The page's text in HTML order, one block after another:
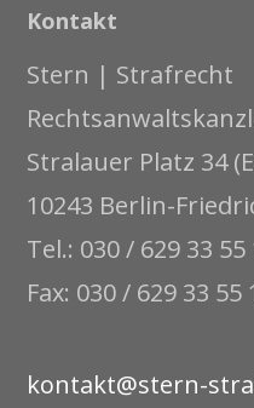
Kontakt
Stern | Strafrecht
Stralauer Platz 34
10243 Berlin-
Tel.: 030 / 629 33 55
Fax: 030 / 629 33 55
kontakt@stern-